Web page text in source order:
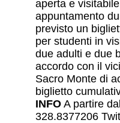
aperta e
appuntamento
previsto un
per studenti in
due adulti e due
accordo con il
Sacro Monte di
biglietto
INFO A partire
328.8377206